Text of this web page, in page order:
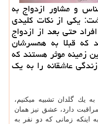
و مشاور ازدواج به
یكی از نكات كلیدی
حتی بعد از ازدواج
كه قبلا به همسرشان
زمینه موثر هستند كه
عاشقانه را به یك
یاسر مهدویان بیان كرد: ما عشق را به یك گلدان تشبیه می‎كنیم،
دارد، عشق نیز همان
اینكه زمانی كه دو نفر به